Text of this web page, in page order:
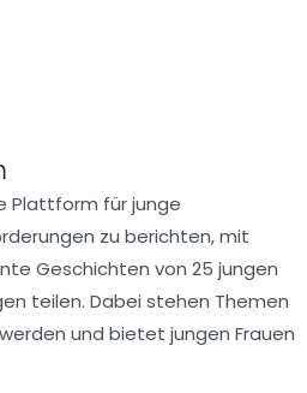
Plattform für junge
zu berichten, mit
Geschichten von 25 jungen
teilen. Dabei stehen Themen
und bietet jungen Frauen